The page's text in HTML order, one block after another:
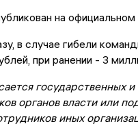
на
в случае гибели
при ранении - 3
государственных
органов власти или
иных